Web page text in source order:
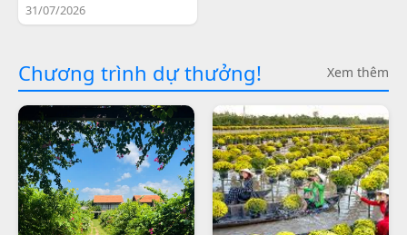
31/07/2026
Chương trình dự thưởng! Xem thêm